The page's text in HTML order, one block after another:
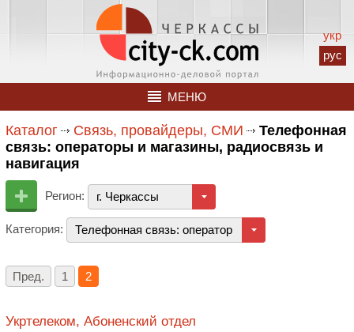
укр
рус
МЕНЮ
Каталог Связь, провайдеры, СМИ
Телефонная
связь: операторы и магазины, радиосвязь и
навигация
Регион: г. Черкассы
Категория: Телефонная связь: операторы и магазины,
Пред. 1 2
Укртелеком, Абоненский отдел